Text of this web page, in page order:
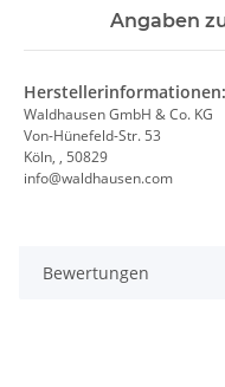
Angaben
Herstellerinformationen:
Waldhausen GmbH & Co. KG
Von-Hünefeld-Str. 53
Köln, , 50829
info@waldhausen.com
Bewertungen